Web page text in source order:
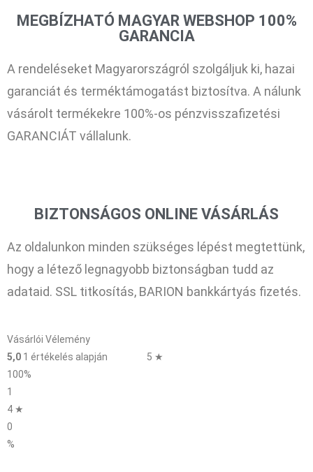
MEGBÍZHATÓ MAGYAR WEBSHOP 100%
GARANCIA
A rendeléseket Magyarországról szolgáljuk ki, hazai
garanciát és terméktámogatást biztosítva. A nálunk
vásárolt termékekre 100%-os pénzvisszafizetési
GARANCIÁT vállalunk.
BIZTONSÁGOS ONLINE VÁSÁRLÁS
Az oldalunkon minden szükséges lépést megtettünk,
hogy a létező legnagyobb biztonságban tudd az
adataid. SSL titkosítás, BARION bankkártyás fizetés.
Vásárlói Vélemény
5,0 1 értékelés alapján
5 ★
100%
1
4 ★
0
%